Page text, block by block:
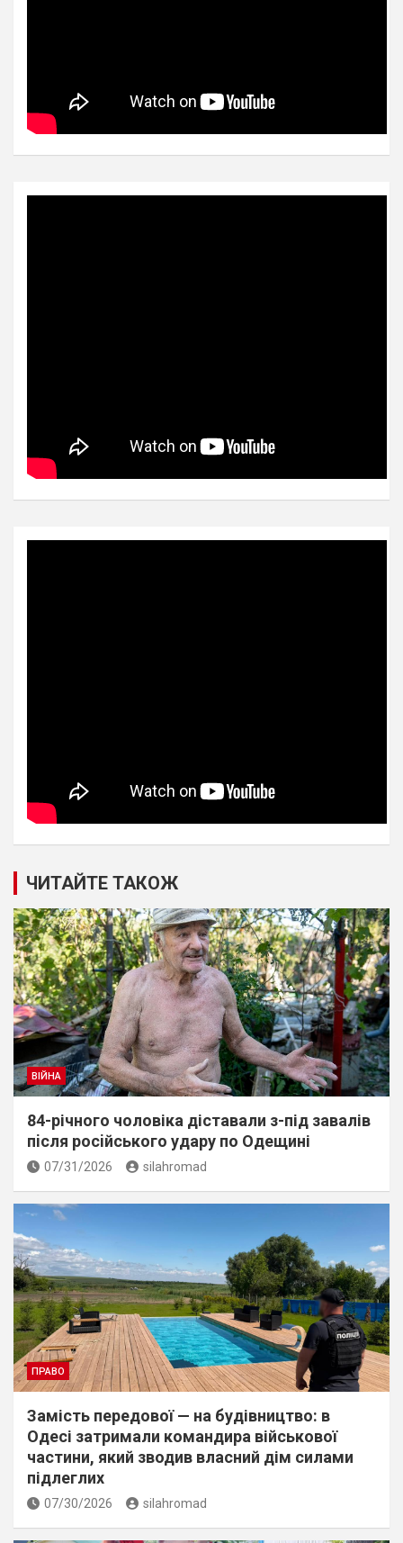
ЧИТАЙТЕ ТАКОЖ
ВІЙНА
84-річного чоловіка діставали з-під завалів
пiсля росiйського удару по Одещині
07/31/2026 silahromad
ПРАВО
Замість передової — на будівництво: в
Одесі затримали командира військової
частини, який зводив власний дім силами
підлеглих
07/30/2026 silahromad